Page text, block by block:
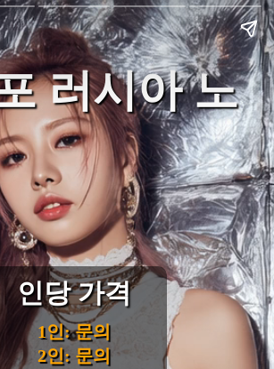
러시아 노
인당 가격
1인: 문의
2인: 문의